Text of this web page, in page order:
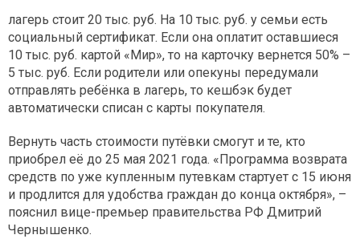
лагерь стоит 20 тыс. руб. На 10 тыс. руб. у семьи есть
социальный сертификат. Если она оплатит оставшиеся
10 тыс. руб. картой «Мир», то на карточку вернется 50% –
5 тыс. руб. Если родители или опекуны передумали
отправлять ребёнка в лагерь, то кешбэк будет
автоматически списан с карты покупателя.
Вернуть часть стоимости путёвки смогут и те, кто
приобрел её до 25 мая 2021 года. «Программа возврата
средств по уже купленным путевкам стартует с 15 июня
и продлится для удобства граждан до конца октября», –
пояснил вице-премьер правительства РФ Дмитрий
Чернышенко.